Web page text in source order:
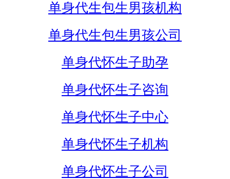
单身代生包生男孩机构
单身代生包生男孩公司
单身代怀生子助孕
单身代怀生子咨询
单身代怀生子中心
单身代怀生子机构
单身代怀生子公司